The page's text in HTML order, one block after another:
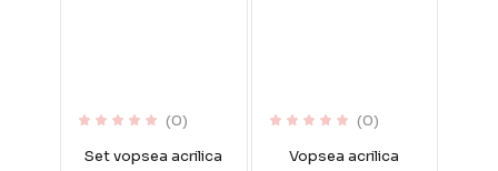
(0)
Set vopsea acrilica
(0)
Vopsea acrilica